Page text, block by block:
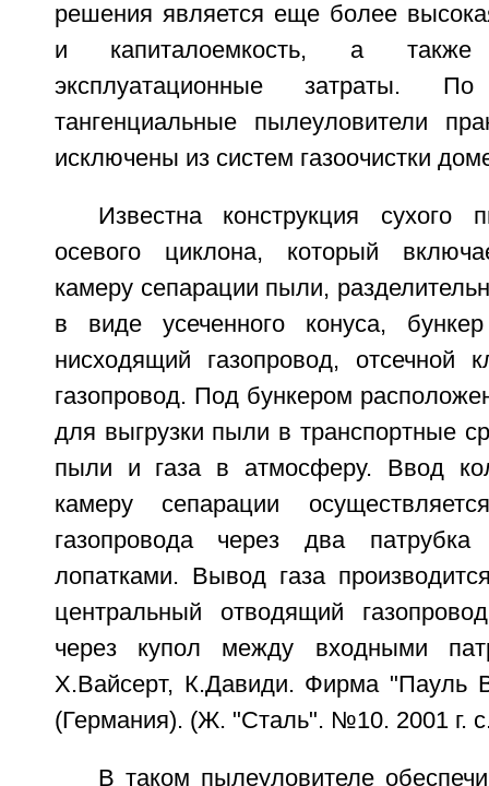
решения является еще более
и капиталоемкость, а
эксплуатационные затраты.
тангенциальные пылеуловители
исключены из систем газоочистки
Известна конструкция сухого
осевого циклона, который
камеру сепарации пыли,
в виде усеченного конуса,
нисходящий газопровод, отсечной
газопровод. Под бункером
для выгрузки пыли в транспортные
пыли и газа в атмосферу. Ввод
камеру сепарации
газопровода через два
лопатками. Вывод газа
центральный отводящий
через купол между входными
X.Вайсерт, К.Давиди. Фирма "Пауль
(Германия). (Ж. "Сталь". №10. 2001 г.
В таком пылеуловителе